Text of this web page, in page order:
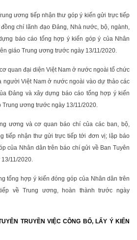
ương tiếp nhận thư góp ý kiến gửi trực tiếp
chí lãnh đạo Đảng, Nhà nước, bộ, ngành,
báo cáo tổng hợp ý kiến góp ý của Nhân
giáo Trung ương trước ngày 13/11/2020.
quan đại diện Việt Nam ở nước ngoài tổ chức
người Việt Nam ở nước ngoài vào dự thảo các
Đảng và xây dựng báo cáo tổng hợp ý kiến
Trung ương trước ngày 13/11/2020.
ương và cơ quan báo chí của các ban, bộ,
tiếp nhận thư gửi trực tiếp tới đơn vị; lập báo
của Nhân dân trên báo chí gửi về Ban Tuyên
11/2020.
tổng hợp ý kiến đóng góp của Nhân dân trên
về Trung ương, hoàn thành trước ngày
TRUYỀN VIỆC CÔNG BỐ, LẤY Ý KIẾN